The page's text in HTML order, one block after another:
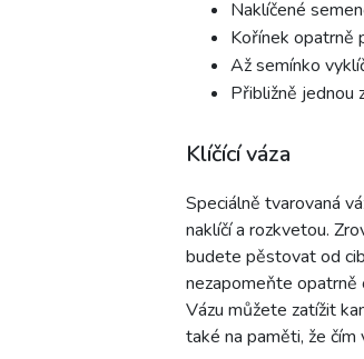
Naklíčené
Kořínek opatrně
Až semínko
Přibližně jednou
Klíčící váza
Speciálně tvarovaná
naklíčí a rozkvetou.
budete pěstovat od
nezapomeňte opatrně
Vázu můžete zatížit
také na paměti, že